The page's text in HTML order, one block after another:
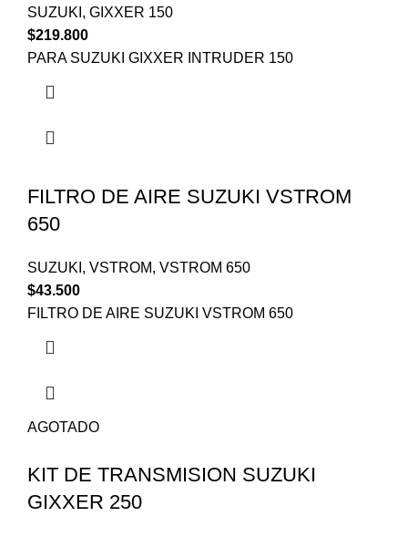
SUZUKI , GIXXER 150
$219.800
PARA SUZUKI GIXXER INTRUDER 150
FILTRO DE AIRE SUZUKI VSTROM
650
SUZUKI , VSTROM, VSTROM 650
$43.500
FILTRO DE AIRE SUZUKI VSTROM 650
AGOTADO
KIT DE TRANSMISION SUZUKI
GIXXER 250